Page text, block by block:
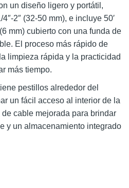
un diseño ligero y portátil,
2″ (32-50 mm), e incluye 50′
mm) cubierto con una funda de
El proceso más rápido de
limpieza rápida y la practicidad
más tiempo.
pestillos alrededor del
un fácil acceso al interior de la
cable mejorada para brindar
y un almacenamiento integrado